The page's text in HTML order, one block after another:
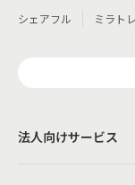
シェアフル
ミラトレ
法人向けサービス